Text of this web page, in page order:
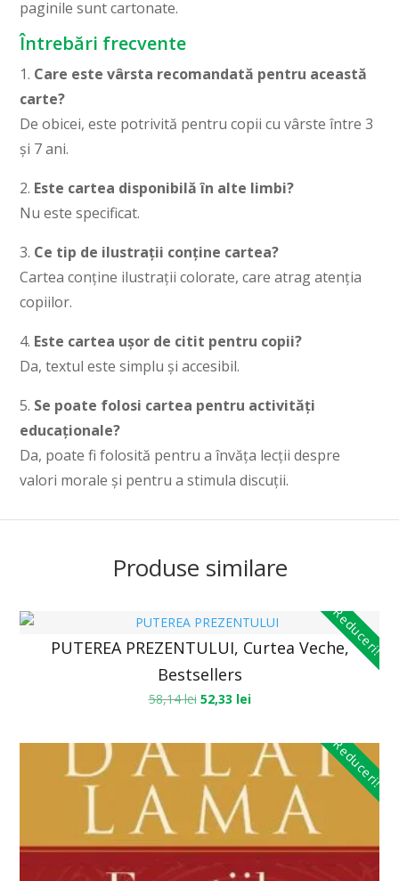
paginile sunt cartonate.
Întrebări frecvente
1. Care este vârsta recomandată pentru această
carte?
De obicei, este potrivită pentru copii cu vârste între 3
și 7 ani.
2. Este cartea disponibilă în alte limbi?
Nu este specificat.
3. Ce tip de ilustrații conține cartea?
Cartea conține ilustrații colorate, care atrag atenția
copiilor.
4. Este cartea ușor de citit pentru copii?
Da, textul este simplu și accesibil.
5. Se poate folosi cartea pentru activități
educaționale?
Da, poate fi folosită pentru a învăța lecții despre
valori morale și pentru a stimula discuții.
Produse similare
Reduceri!
PUTEREA PREZENTULUI, Curtea Veche,
Bestsellers
58,14lei 52,33 lei
Reduceri!